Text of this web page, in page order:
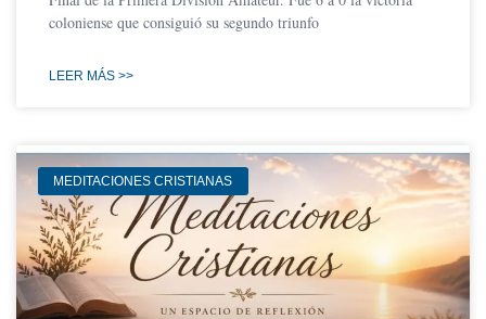
coloniense que consiguió su segundo triunfo
LEER MÁS >>
MEDITACIONES CRISTIANAS